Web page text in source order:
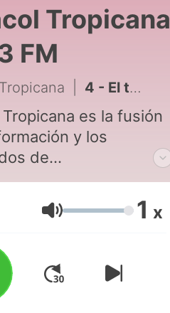
Tropicana
FM
4 - El turismo en Casanare, si es posible, pero debe organizarse
es la fusión
y los
de
Volumen 1 x